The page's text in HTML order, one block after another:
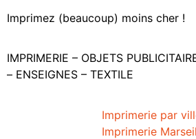
Imprimez (beaucoup) moins cher !
IMPRIMERIE – OBJETS
– ENSEIGNES – TEXTILE
Imprimerie par
Imprimerie